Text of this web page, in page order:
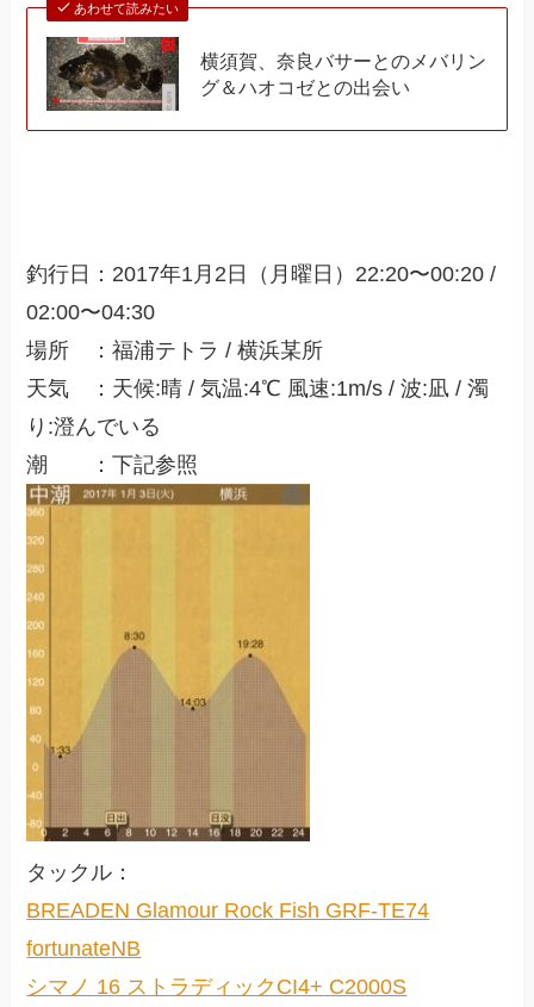
あわせて読みたい
横須賀、奈良バサーとのメバリン
グ＆ハオコゼとの出会い
釣行日：2017年1月2日（月曜日）22:20〜00:20 /
02:00〜04:30
場所 ：福浦テトラ / 横浜某所
天気 ：天候:晴 / 気温:4℃ 風速:1m/s / 波:凪 / 濁
り:澄んでいる
潮 ：下記参照
タックル：
BREADEN Glamour Rock Fish GRF-TE74
fortunateNB
シマノ 16 ストラディックCI4+ C2000S